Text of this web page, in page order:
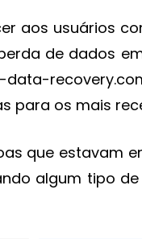
aos usuários
de dados
data-
para os mais
que estavam
algum tipo